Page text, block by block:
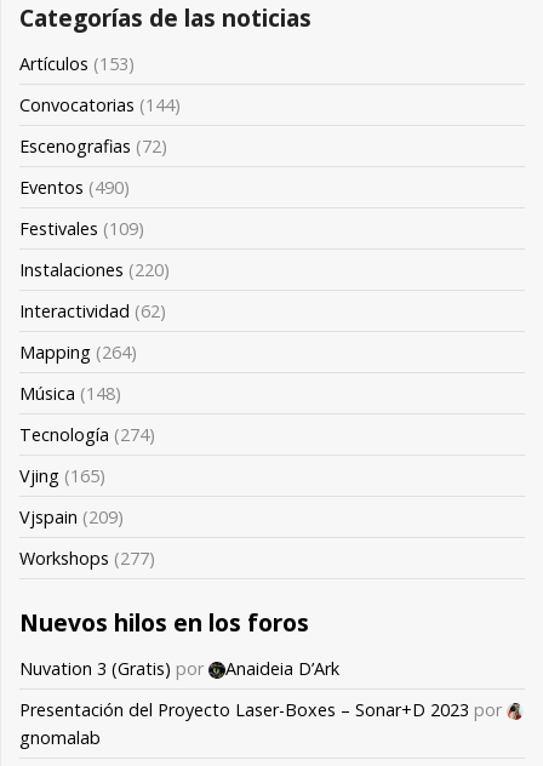
Categorías de las noticias
Artículos (153)
Convocatorias (144)
Escenografias (72)
Eventos (490)
Festivales (109)
Instalaciones (220)
Interactividad (62)
Mapping (264)
Música (148)
Tecnología (274)
Vjing (165)
Vjspain (209)
Workshops (277)
Nuevos hilos en los foros
Nuvation 3 (Gratis) por
Anaideia D’Ark
Presentación del Proyecto Laser-Boxes – Sonar+D 2023 por
gnomalab